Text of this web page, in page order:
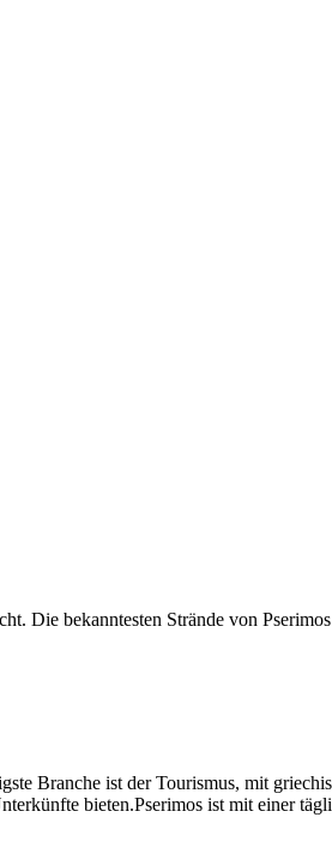
Die bekanntesten Strände von
Branche ist der Tourismus, mit
bieten.Pserimos ist mit einer